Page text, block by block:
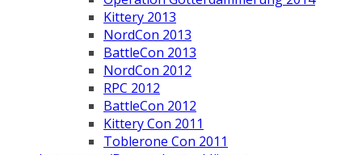
Kittery 2013
NordCon 2013
BattleCon 2013
NordCon 2012
RPC 2012
BattleCon 2012
Kittery Con 2011
Toblerone Con 2011